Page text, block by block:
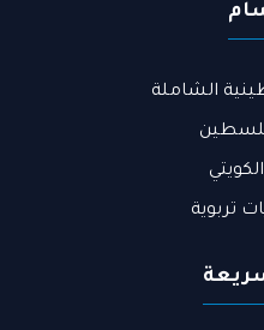
الشاملة
تربوية